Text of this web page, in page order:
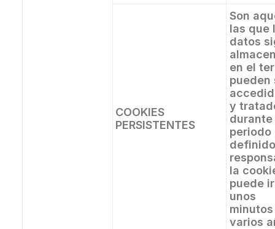
COOKIES
PERSISTENTES
Son
las que
datos
en el
pueden
y
durante
periodo
la
puede
unos
varios